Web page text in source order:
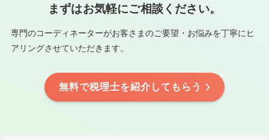
まずはお気軽にご相談ください。
専門のコーディネーターがお客さまのご要望・お悩みを丁寧にヒ
アリングさせていただきます。
無料で税理士を紹介してもらう